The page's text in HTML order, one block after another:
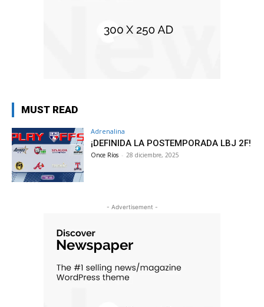
MUST READ
Adrenalina
¡DEFINIDA LA POSTEMPORADA LBJ 2F!
Once Ríos - 28 diciembre, 2025
- Advertisement -